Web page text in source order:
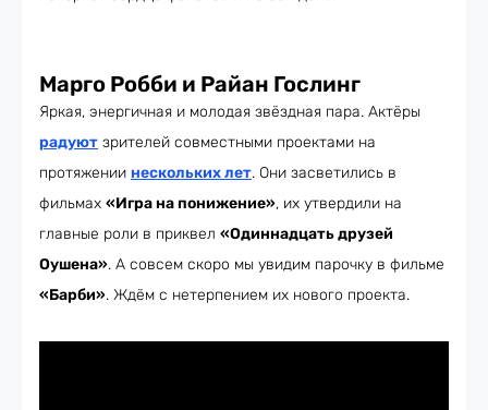
Марго Робби и Райан Гослинг
Яркая, энергичная и молодая звёздная пара. Актёры
радуют зрителей совместными проектами на
протяжении нескольких лет. Они засветились в
фильмах «Игра на понижение», их утвердили на
главные роли в приквел «Одиннадцать друзей
Оушена». А совсем скоро мы увидим парочку в фильме
«Барби». Ждём с нетерпением их нового проекта.